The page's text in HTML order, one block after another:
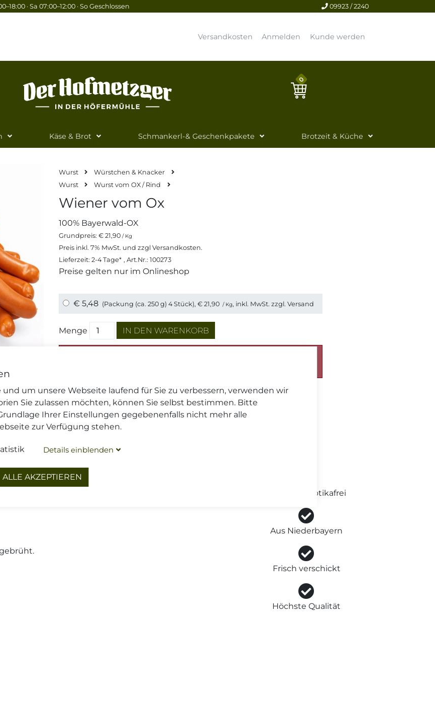
um unsere Webseite laufend für Sie zu verbessern, verwenden wir
Sie zulassen möchten, können Sie selbst bestimmen. Bitte
Ihrer Einstellungen gegebenenfalls nicht mehr alle
zur Verfügung stehen.
Detailseinblenden
ALLE AKZEPTIEREN
09923 / 2240
· Sa 07:00–12:00 · So Geschlossen
Versandkosten Anmelden Kunde werden
0
Käse & Brot Schmankerl-& Geschenkpakete Brotzeit & Küche
Wurst
Würstchen & Knacker
Wurst
Wurst vom OX / Rind
Wiener vom Ox
100% Bayerwald-OX
Grundpreis: € 21,90 / Kg
Preis inkl. 7% MwSt. und zzgl Versandkosten.
Lieferzeit: 2-4 Tage* , Art.Nr.: 100273
Preise gelten nur im Onlineshop
€ 5,48 (Packung (ca. 250 g) 4 Stück),€ 21,90 / Kg, inkl. MwSt. zzgl.Versand
Menge
DIESEN ARTIKEL TEILEN
FRAGEN ZU DIESEM ARTIKEL?
von unseren Bayerwald Ochsen
100% Antibiotikafrei
Aus Niederbayern
Frisch verschickt
Höchste Qualität